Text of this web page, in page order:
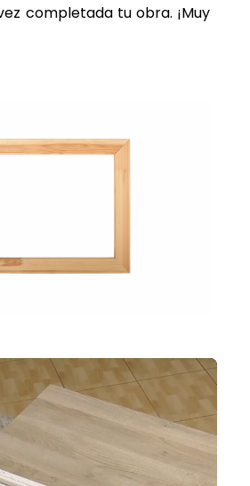
completada tu obra. ¡Muy